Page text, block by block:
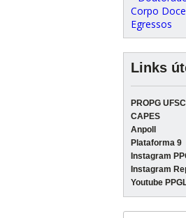
Corpo
Egressos
Links
PROPG UFSC
CAPES
Anpoll
Plataforma 9
Instagram
Instagram
Youtube